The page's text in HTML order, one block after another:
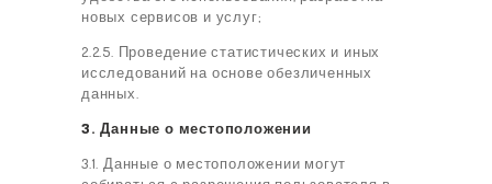
новых сервисов и услуг;
2.2.5. Проведение статистических и иных
исследований на основе обезличенных
данных.
3. Данные о местоположении
3.1. Данные о местоположении могут